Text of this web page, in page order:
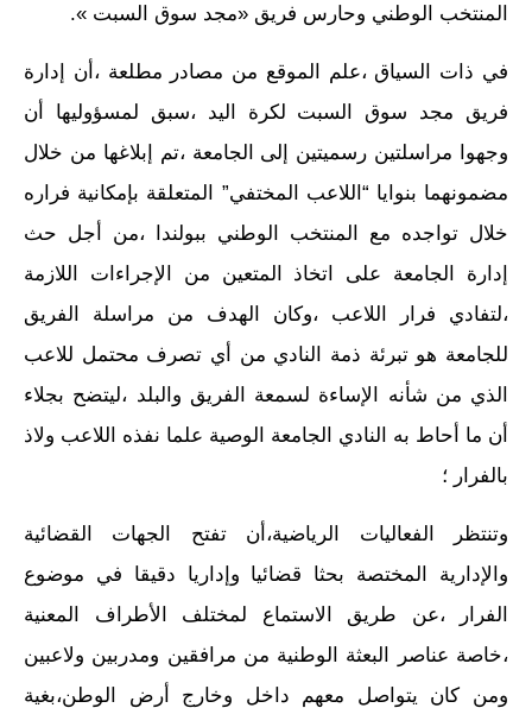
المنتخب الوطني وحارس فريق «مجد سوق السبت ».
في ذات السياق ،علم الموقع من مصادر مطلعة ،أن إدارة
فريق مجد سوق السبت لكرة اليد ،سبق لمسؤوليها أن
وجهوا مراسلتين رسميتين إلى الجامعة ،تم إبلاغها من خلال
مضمونهما بنوايا “اللاعب المختفي” المتعلقة بإمكانية فراره
خلال تواجده مع المنتخب الوطني ببولندا ،من أجل حث
إدارة الجامعة على اتخاذ المتعين من الإجراءات اللازمة
،لتفادي فرار اللاعب ،وكان الهدف من مراسلة الفريق
للجامعة هو تبرئة ذمة النادي من أي تصرف محتمل للاعب
الذي من شأنه الإساءة لسمعة الفريق والبلد ،ليتضح بجلاء
أن ما أحاط به النادي الجامعة الوصية علما نفذه اللاعب ولاذ
بالفرار ؛
وتنتظر الفعاليات الرياضية،أن تفتح الجهات القضائية
والإدارية المختصة بحثا قضائيا وإداريا دقيقا في موضوع
الفرار ،عن طريق الاستماع لمختلف الأطراف المعنية
،خاصة عناصر البعثة الوطنية من مرافقين ومدربين ولاعبين
ومن كان يتواصل معهم داخل وخارج أرض الوطن،بغية